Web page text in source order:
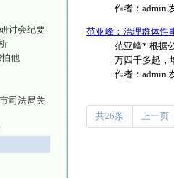
讨会纪要
他
司法局关
作者： admin
范亚峰：治理群体性
范亚峰* 根据
万四千多起，
作者： admin
共26条 上一页